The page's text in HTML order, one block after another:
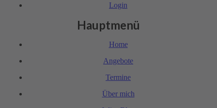
Login
Hauptmenü
Home
Angebote
Termine
Über mich